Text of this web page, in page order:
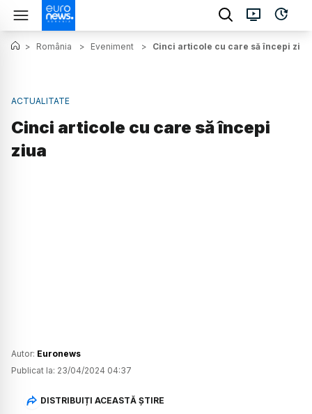
> România > Eveniment > Cinci articole cu care să începi ziua
ACTUALITATE
Cinci articole cu care să începi
ziua
Autor: Euronews
Publicat la: 23/04/2024 04:37
DISTRIBUIȚI ACEASTĂ ȘTIRE